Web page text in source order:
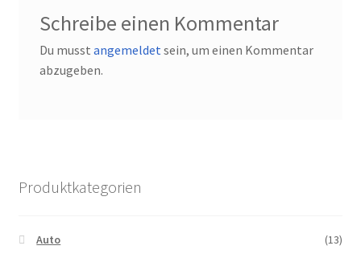
Schreibe einen Kommentar
Du musst angemeldetsein, um einen Kommentar
abzugeben.
Produktkategorien
Auto
(13)